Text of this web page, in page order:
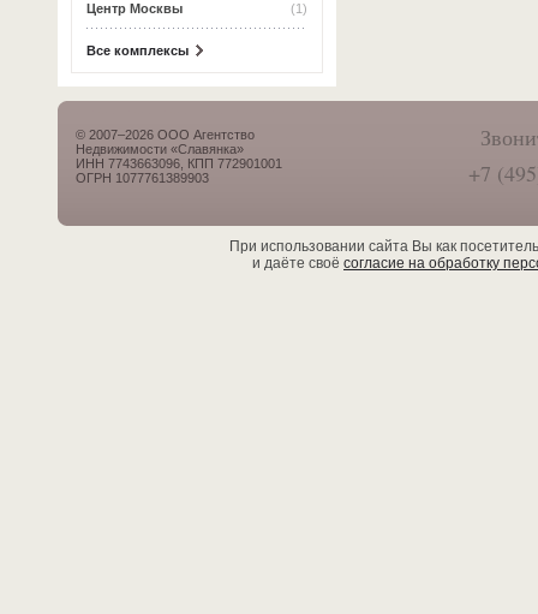
(1)
Центр Москвы
Все комплексы
© 2007–2026 ООО Агентство
Недвижимости «Славянка»
ИНН 7743663096, КПП 772901001
ОГРН 1077761389903
+7
При использовании сайта Вы как
и даёте своё согласие на обработку